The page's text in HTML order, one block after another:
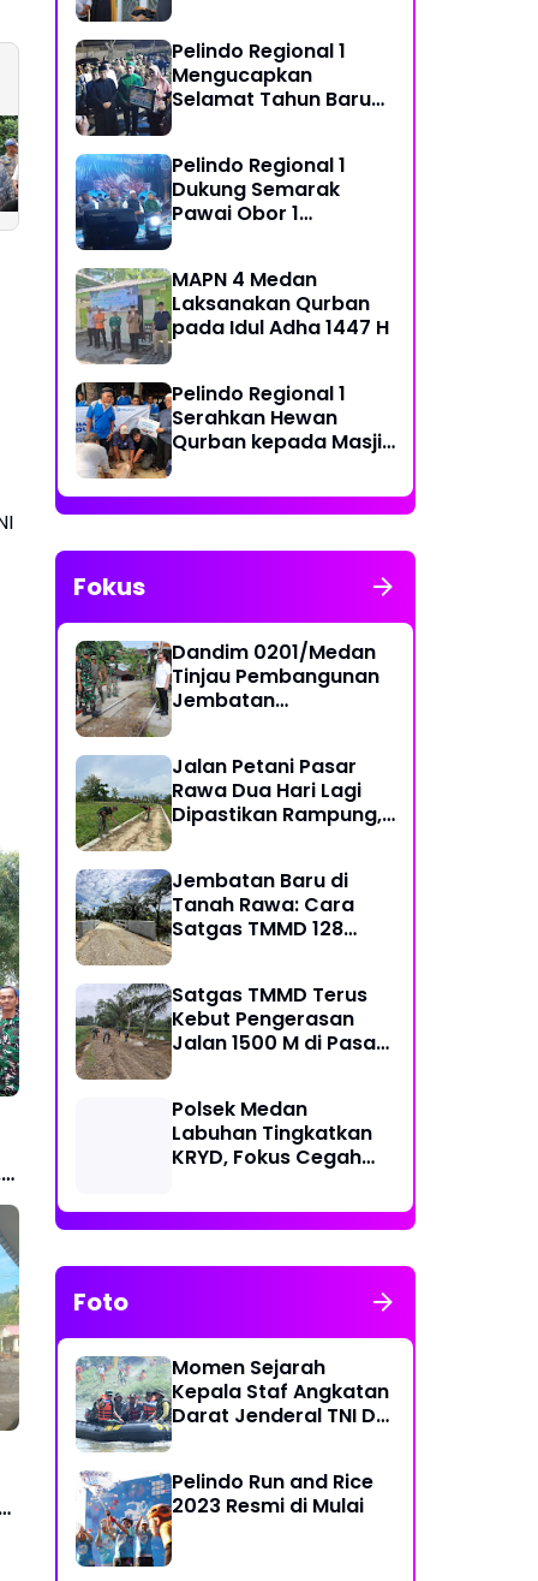
Kodaeral 1 Kawal
Ketahanan Pangan
dan Aspirasi
Masyarakat di Desa
Limau Manis ‎
Pelindo Regional 1
Mengucapkan
Selamat Tahun Baru
Pelindo Regional 1
Dukung Semarak
Pawai Obor 1
MAPN 4 Medan
Laksanakan Qurban
pada Idul Adha 1447 H
Pelindo Regional 1
Serahkan Hewan
Qurban kepada Masjid
Fokus
Dandim 0201/Medan
Tinjau Pembangunan
Jembatan
Jalan Petani Pasar
Rawa Dua Hari Lagi
Dipastikan Rampung,
Jembatan Baru di
Tanah Rawa: Cara
Satgas TMMD 128
Satgas TMMD Terus
Kebut Pengerasan
Jalan 1500 M di Pasar
Warga
Polsek Medan
Labuhan Tingkatkan
KRYD, Fokus Cegah
dan Balap Liar
Foto
Momen Sejarah
Kepala Staf Angkatan
Darat Jenderal TNI Dr
Pelindo Run and Rice
2023 Resmi di Mulai